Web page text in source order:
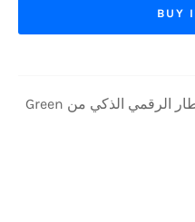
BUY
حوّل ذكرياتك لأجمل عرض مع الإطار الرقمي الذكي من Green